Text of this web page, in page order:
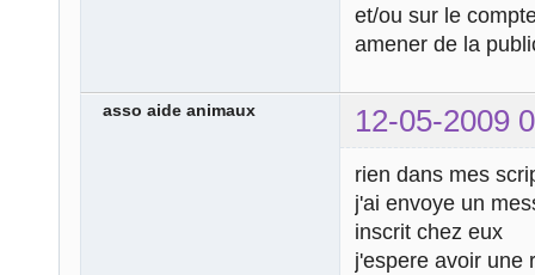
et/ou sur le
amener de la
asso aide animaux 12-05-2009
rien dans mes
j'ai envoye un
inscrit chez eux
j'espere avoir une